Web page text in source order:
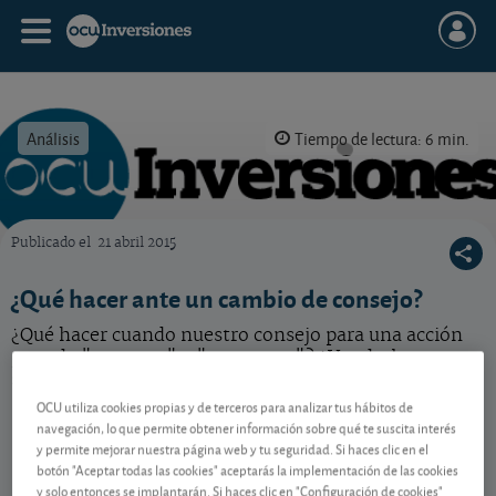
Análisis Tiempo de lectura: 6 min.
Publicado el 21 abril 2015
¿Qué hacer ante un cambio de consejo?
¿Qué hacer cuando nuestro consejo para una acción
pasa de "comprar" a "mantener"? ¿Venderla y
Contenido reservado a SOCIOS
OCU utiliza cookies propias y de terceros para analizar tus hábitos de
navegación, lo que permite obtener información sobre qué te suscita interés
y permite mejorar nuestra página web y tu seguridad. Si haces clic en el
botón "Aceptar todas las cookies" aceptarás la implementación de las cookies
y solo entonces se implantarán. Si haces clic en "Configuración de cookies"